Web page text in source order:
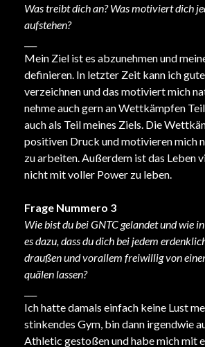
Was treibt dich an? Was motiviert dich
aufstehen?
Mein Ziel ist es abzunehmen und
definieren. In letzter Zeit kann ich
verzeichnen und das motiviert mich
nehme auch gern an Wettkämpfen
auch als Teil meines Ziels. Die
positiven Druck und motivieren mich
zu arbeiten. Außerdem ist das Leben
nicht mit voller Power zu leben.
Frage Nummero 3
Wie bist du bei GNTC gelandet und wie
es dazu, dass du dich bei jedem
draußen und vorallem freiwillig von
quälen lassen?
Ich hatte damals einfach keine Lust
stinkendes Gym, bin dann irgendwie
Athletic gestoßen und habe mich mit